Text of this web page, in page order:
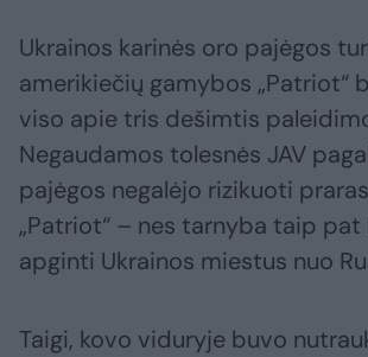
Ukrainos karinės oro pajėgos
amerikiečių gamybos „Patriot“
viso apie tris dešimtis
Negaudamos tolesnės JAV
pajėgos negalėjo rizikuoti
„Patriot“ – nes tarnyba taip
apginti Ukrainos miestus nuo
Taigi, kovo viduryje buvo